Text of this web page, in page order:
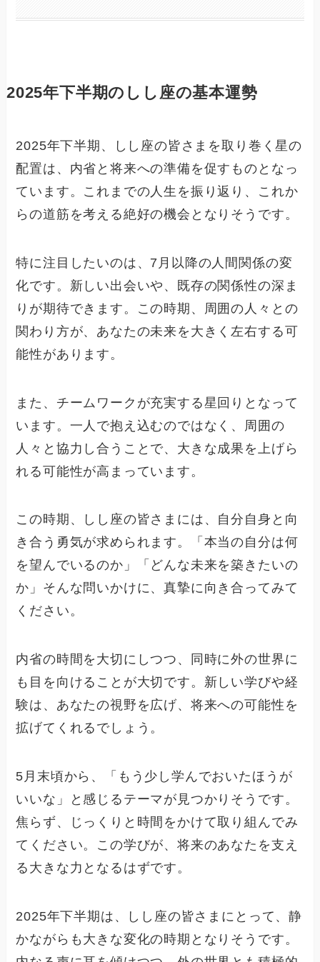
2025年下半期のしし座の基本運勢
2025年下半期、しし座の皆さまを取り巻く星の
配置は、内省と将来への準備を促すものとなっ
ています。これまでの人生を振り返り、これか
らの道筋を考える絶好の機会となりそうです。
特に注目したいのは、7月以降の人間関係の変
化です。新しい出会いや、既存の関係性の深ま
りが期待できます。この時期、周囲の人々との
関わり方が、あなたの未来を大きく左右する可
能性があります。
また、チームワークが充実する星回りとなって
います。一人で抱え込むのではなく、周囲の
人々と協力し合うことで、大きな成果を上げら
れる可能性が高まっています。
この時期、しし座の皆さまには、自分自身と向
き合う勇気が求められます。「本当の自分は何
を望んでいるのか」「どんな未来を築きたいの
か」そんな問いかけに、真摯に向き合ってみて
ください。
内省の時間を大切にしつつ、同時に外の世界に
も目を向けることが大切です。新しい学びや経
験は、あなたの視野を広げ、将来への可能性を
拡げてくれるでしょう。
5月末頃から、「もう少し学んでおいたほうが
いいな」と感じるテーマが見つかりそうです。
焦らず、じっくりと時間をかけて取り組んでみ
てください。この学びが、将来のあなたを支え
る大きな力となるはずです。
2025年下半期は、しし座の皆さまにとって、静
かながらも大きな変化の時期となりそうです。